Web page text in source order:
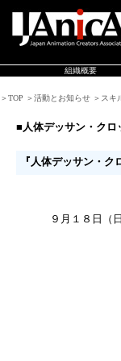
組織概要
＞TOP ＞活動とお知らせ ＞ス
■人体デッサン・クロ
『人体デッサン・
９月１８日（